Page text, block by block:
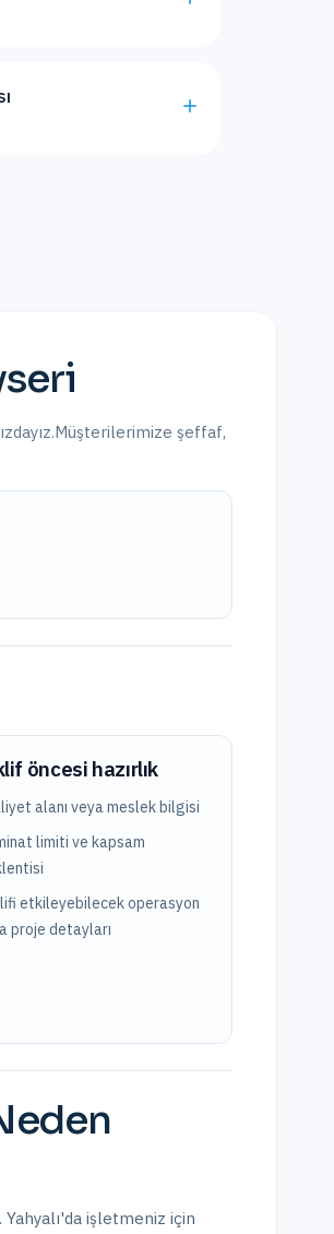
Müşterilerimize şeffaf,
öncesi hazırlık
alanı veya meslek bilgisi
limiti ve kapsam
etkileyebilecek operasyon
proje detayları
Yahyalı'da işletmeniz için